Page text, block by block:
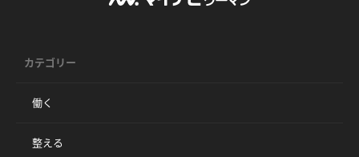
カテゴリー
働く
整える